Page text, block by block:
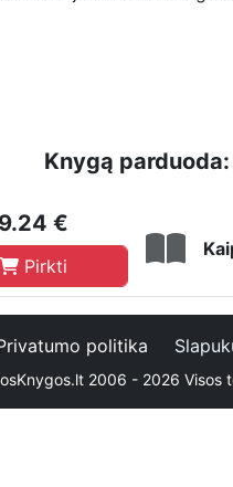
Knygą parduoda:
9.24 €
Pirkti
politika
2006 - 2026 Visos